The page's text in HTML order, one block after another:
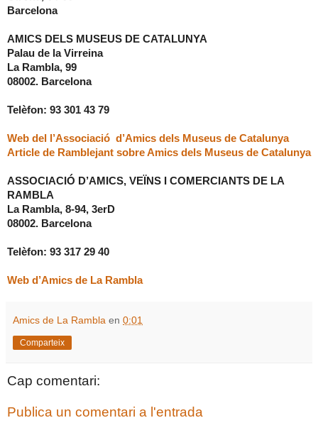
Barcelona
AMICS DELS MUSEUS DE CATALUNYA
Palau de la Virreina
La Rambla, 99
08002. Barcelona
Telèfon: 93 301 43 79
Web del l’Associació d’Amics dels Museus de Catalunya
Article de Ramblejant sobre Amics dels Museus de Catalunya
ASSOCIACIÓ D’AMICS, VEÏNS I COMERCIANTS DE LA
RAMBLA
La Rambla, 8-94, 3erD
08002. Barcelona
Telèfon: 93 317 29 40
Web d’Amics de La Rambla
Amics de La Rambla en 0:01
Comparteix
Cap comentari:
Publica un comentari a l'entrada